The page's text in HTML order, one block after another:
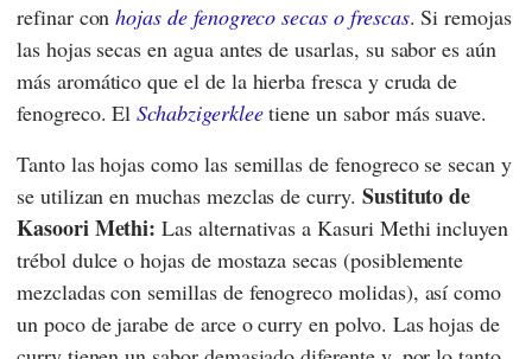
refinar conhojas de fenogreco secas o frescas. Si remojas
las hojas secas en agua antes de usarlas, su sabor es aún
más aromático que el de la hierba fresca y cruda de
fenogreco. ElSchabzigerkleetiene un sabor más suave.
Tanto las hojas como las semillas de fenogreco se secan y
se utilizan en muchas mezclas de curry. Sustituto de
Kasoori Methi: Las alternativas a Kasuri Methi incluyen
trébol dulce o hojas de mostaza secas (posiblemente
mezcladas con semillas de fenogreco molidas), así como
un poco de jarabe de arce o curry en polvo. Las hojas de